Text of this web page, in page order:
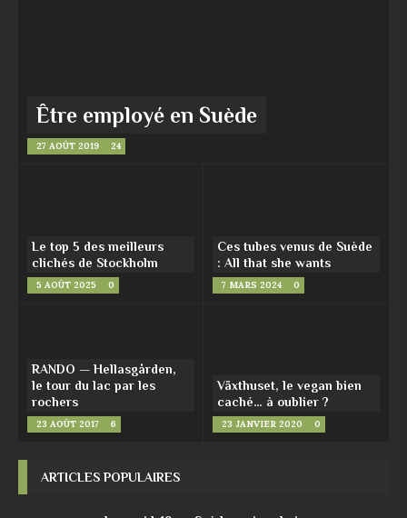
Être employé en Suède
27 AOÛT 2019 24
Le top 5 des meilleurs
clichés de Stockholm
5 AOÛT 2025 0
Ces tubes venus de Suède
: All that she wants
7 MARS 2024 0
RANDO — Hellasgården,
le tour du lac par les
rochers
23 AOÛT 2017 6
Växthuset, le vegan bien
caché… à oublier ?
23 JANVIER 2020 0
ARTICLES POPULAIRES